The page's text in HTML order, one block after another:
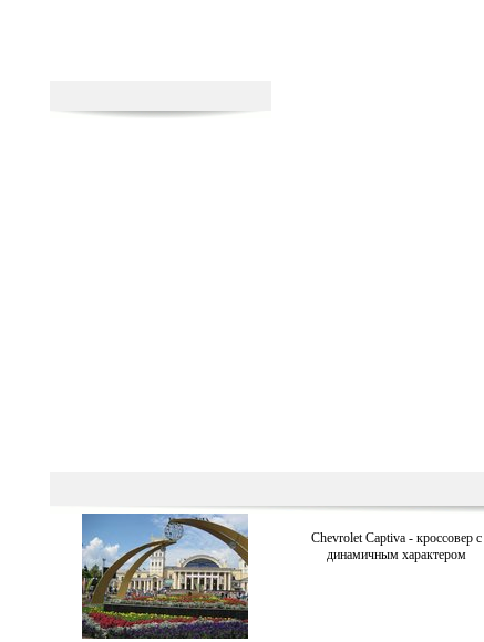
Chevrolet Captiva - кроссовер с
динамичным характером